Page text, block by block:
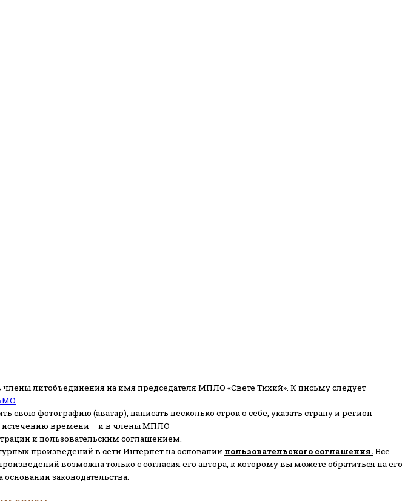
литобъединения на имя председателя МПЛО «Свете Тихий». К письму следует
фотографию (аватар), написать несколько строк о себе, указать страну и регион
истечению времени – и в члены МПЛО
и пользовательским соглашением.
произведений в сети Интернет на основании пользовательского соглашения. Все
возможна только с согласия его автора, к которому вы можете обратиться на его
основании законодательства.